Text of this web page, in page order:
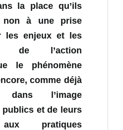
la place qu’ils
non à une prise
les enjeux et les
de l’action
le phénomène
comme déjà
dans l’image
publics et de leurs
pratiques